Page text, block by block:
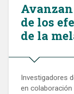
de los
de la
Investigadores
en colaboración